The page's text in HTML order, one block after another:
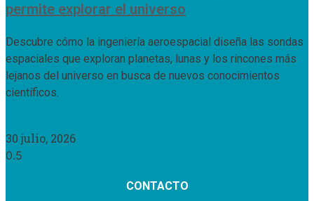
permite explorar el universo
Descubre cómo la ingeniería aeroespacial diseña las sondas
espaciales que exploran planetas, lunas y los rincones más
lejanos del universo en busca de nuevos conocimientos
científicos.
30 julio, 2026
CONTACTO